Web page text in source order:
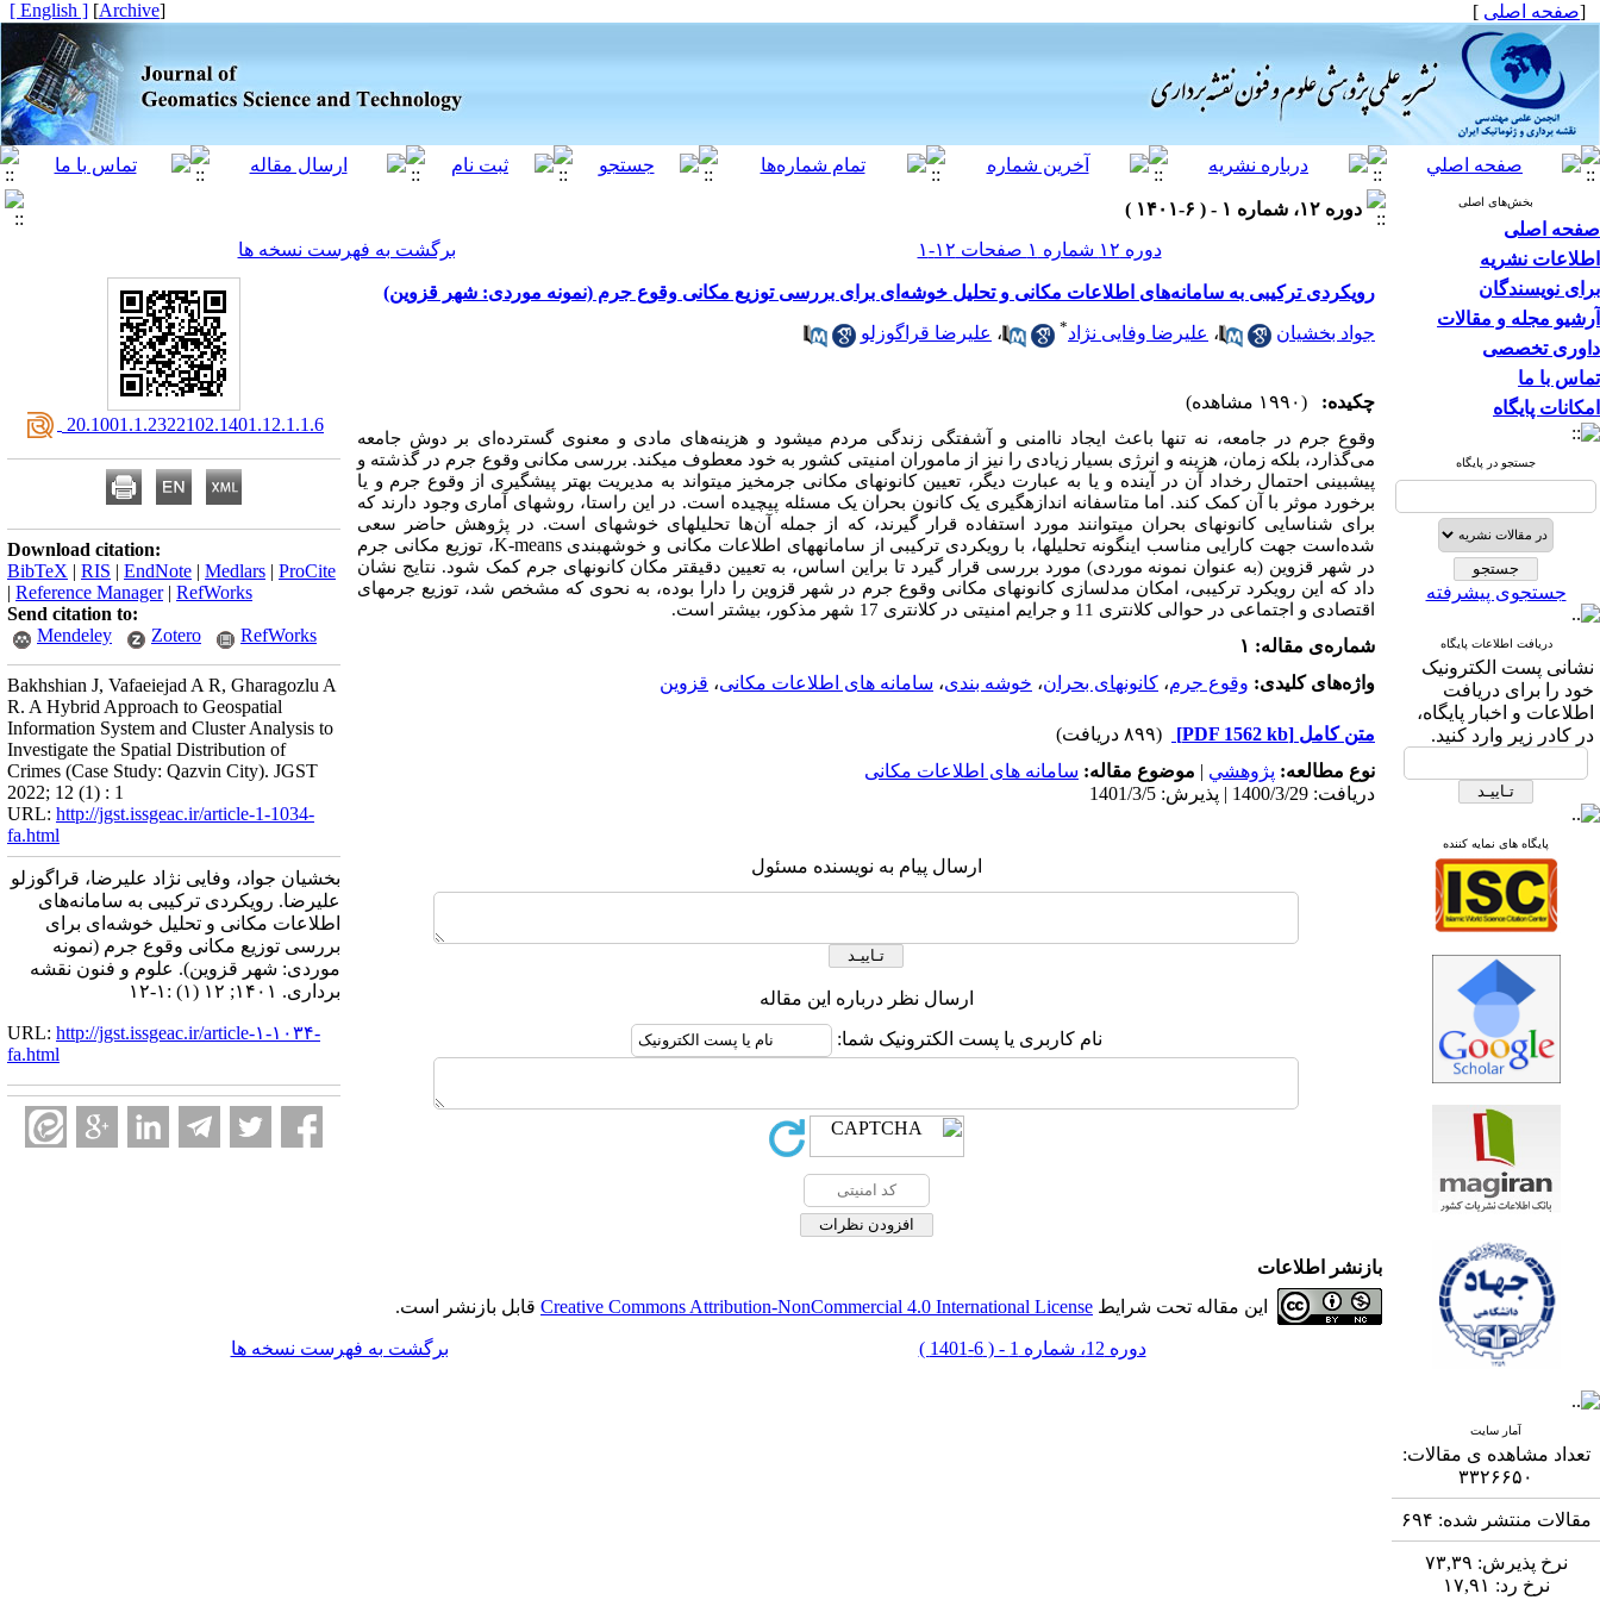
[صفحه اصلی ]
[
Archive
]
[ English ]
بخش‌های اصلی
صفحه اصلی
اطلاعات نشریه
برای نویسندگان
آرشیو مجله و مقالات
داوری تخصصی
تماس با ما
امکانات پایگاه
جستجو در پایگاه
جستجوی پیشرفته
دریافت اطلاعات پایگاه
نشانی پست الکترونیک
خود را برای دریافت
اطلاعات و اخبار پایگاه،
در کادر زیر وارد کنید.
پایگاه های نمایه کننده
آمار سایت
تعداد مشاهده ی مقالات:
۳۳۲۶۶۵۰
مقالات منتشر شده: ۶۹۴
نرخ پذیرش: ۷۳,۳۹
نرخ رد: ۱۷,۹۱
دوره ۱۲، شماره ۱ - ( ۶-۱۴۰۱ )
دوره ۱۲ شماره ۱ صفحات ۱۲-۱
برگشت به فهرست نسخه ها
رویکردی ترکیبی به سامانه‌های اطلاعات مکانی و تحلیل خوشه‌ای برای بررسی توزیع مکانی وقوع جرم (نمونه موردی: شهر قزوین)
جواد بخشیان ، علیرضا وفایی نژاد* ، علیرضا قراگوزلو
چکیده: (۱۹۹۰ مشاهده)
وقوع جرم در جامعه، نه تنها باعث ایجاد ناامنی و آشفتگی زندگی مردم می­شود و هزینه‌های مادی و معنوی گسترده‌ای بر دوش جامعه
می‌گذارد، بلکه زمان، هزینه و انرژی بسیار زیادی را نیز از ماموران امنیتی کشور به خود معطوف می­کند. بررسی مکانی وقوع جرم در گذشته و
پیش­بینی احتمال رخداد آن در آینده و یا به عبارت دیگر، تعیین کانون­های مکانی جرم­خیز می­تواند به مدیریت بهتر پیشگیری از وقوع جرم و یا
برخورد موثر با آن کمک کند. اما متاسفانه اندازه­گیری یک کانون بحران یک مسئله پیچیده است. در این راستا، روش­های آماری وجود دارند که
برای شناسایی کانون­های بحران می­توانند مورد استفاده قرار گیرند، که از جمله آن‌ها تحلیل­های خوشه­ای است. در پژوهش حاضر سعی
شده‌است جهت کارایی مناسب اینگونه تحلیل­ها، با رویکردی ترکیبی از سامانه­های اطلاعات مکانی و خوشه­بندیK-means، توزیع مکانی جرم
در شهر قزوین (به عنوان نمونه موردی) مورد بررسی قرار گیرد تا براین اساس، به تعیین دقیق­تر مکان کانون­های جرم کمک شود. نتایج نشان
داد که این رویکرد ترکیبی، امکان مدلسازی کانون­های مکانی وقوع جرم در شهر قزوین را دارا بوده، به نحوی که مشخص شد، توزیع جرم­های
اقتصادی و اجتماعی در حوالی کلانتری 11 و جرایم امنیتی در کلانتری 17 شهر مذکور، بیشتر است.
شماره‌ی مقاله: ۱
واژه‌های کلیدی: وقوع جرم، کانونهای بحران، خوشه بندی، سامانه های اطلاعات مکانی، قزوین
متن کامل [PDF 1562 kb]
(۸۹۹ دریافت)
نوع مطالعه: پژوهشي | موضوع مقاله: سامانه های اطلاعات مکانی
دریافت: 1400/3/29 | پذیرش: 1401/3/5
ارسال پیام به نویسنده مسئول
ارسال نظر درباره این مقاله
نام کاربری یا پست الکترونیک شما:
‎ 20.1001.1.2322102.1401.12.1.1.6
Download citation:
BibTeX | RIS | EndNote | Medlars | ProCite
| Reference Manager| RefWorks
Send citation to:
Mendeley
Zotero RefWorks
Bakhshian J, Vafaeiejad A R, Gharagozlu A
R. A Hybrid Approach to Geospatial
Information System and Cluster Analysis to
Investigate the Spatial Distribution of
Crimes (Case Study: Qazvin City). JGST
2022; 12 (1) : 1
URL: http://jgst.issgeac.ir/article-1-1034-
fa.html
بخشیان جواد، وفایی نژاد علیرضا، قراگوزلو
علیرضا. رویکردی ترکیبی به سامانه‌های
اطلاعات مکانی و تحلیل خوشه‌ای برای
بررسی توزیع مکانی وقوع جرم (نمونه
موردی: شهر قزوین). علوم و فنون نقشه
برداری. ۱۴۰۱; ۱۲ (۱) :۱-۱۲
URL: http://jgst.issgeac.ir/article-۱-۱۰۳۴-
fa.html
بازنشر اطلاعات
این مقاله تحت شرایط Creative Commons Attribution-NonCommercial 4.0 International License قابل بازنشر است.
دوره 12، شماره 1 - ( 6-1401 ) برگشت به فهرست نسخه ها